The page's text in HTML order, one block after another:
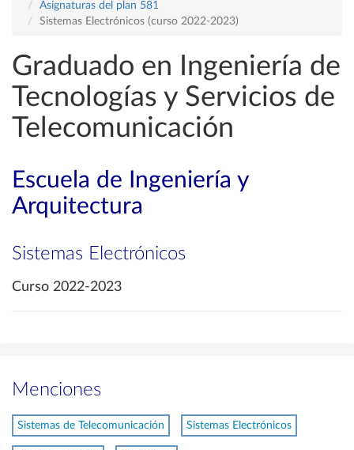
Asignaturas del plan 581
Sistemas Electrónicos (curso 2022-2023)
Graduado en Ingeniería de
Tecnologías y Servicios de
Telecomunicación
Escuela de Ingeniería y
Arquitectura
Sistemas Electrónicos
Curso 2022-2023
Menciones
Sistemas de Telecomunicación Sistemas Electrónicos